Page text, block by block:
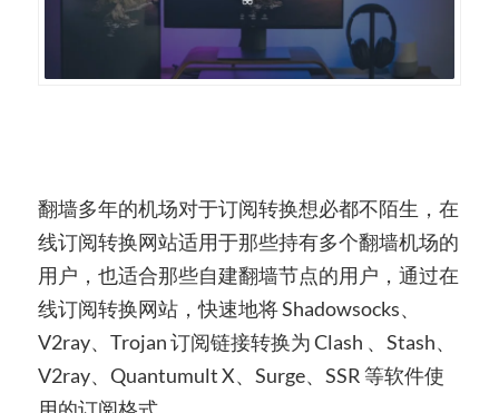
翻墙多年的机场对于订阅转换想必都不陌生，在
线订阅转换网站适用于那些持有多个翻墙机场的
用户，也适合那些自建翻墙节点的用户，通过在
线订阅转换网站，快速地将 Shadowsocks、
V2ray、Trojan 订阅链接转换为 Clash 、Stash、
V2ray、Quantumult X、Surge、SSR 等软件使
用的订阅格式。